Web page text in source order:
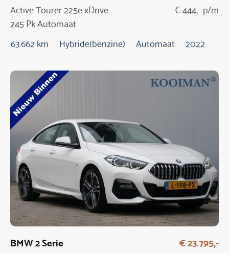
Active Tourer 225e xDrive
245 Pk Automaat
€ 444,- p/m
63.662 km Hybride(benzine) Automaat 2022
BMW 2 Serie € 23.795,-